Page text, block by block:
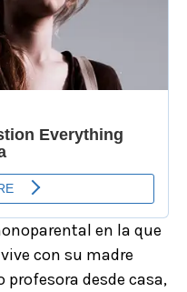
en la que
con su madre
desde casa,